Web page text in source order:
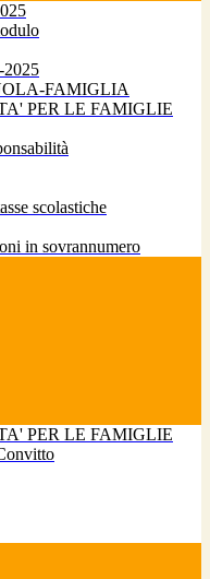
2025
FAMIGLIA
PER LE FAMIGLIE
scolastiche
in sovrannumero
PER LE FAMIGLIE